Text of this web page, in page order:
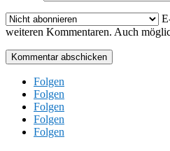
weiteren Kommentaren. Auch
Kommentar abschicken
Folgen
Folgen
Folgen
Folgen
Folgen